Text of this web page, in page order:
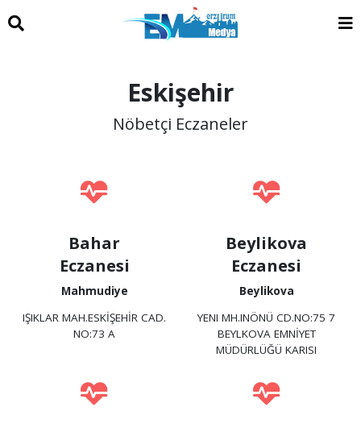
Eskişehir
Nöbetçi Eczaneler
Bahar
Eczanesi
Mahmudiye
IŞIKLAR MAH.ESKİŞEHİR CAD.
NO:73 A
Beylikova
Eczanesi
Beylikova
YENI MH.INÖNÜ CD.NO:75 7
BEYLKOVA EMNİYET
MÜDÜRLÜĞÜ KARISI